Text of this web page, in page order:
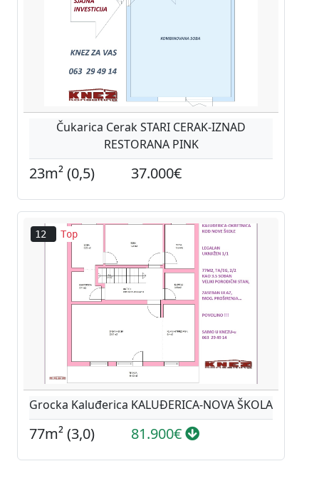
Čukarica Cerak STARI CERAK-IZNAD
RESTORANA PINK
23m² (0,5) 37.000€
12 Top
Grocka Kaluđerica KALUĐERICA-NOVA ŠKOLA
77m² (3,0) 81.900€